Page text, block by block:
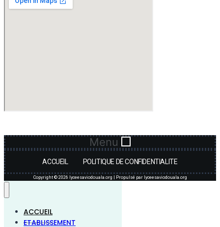
Menu
ACCUEIL POLITIQUE DE CONFIDENTIALITE
Copyright © 2026 lyceesaviodouala.org | Propulsé par lyceesaviodouala.org
ACCUEIL
ETABLISSEMENT